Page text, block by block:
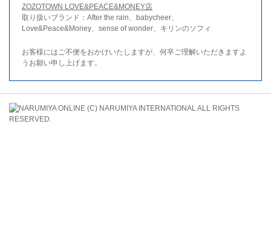
ZOZOTOWN LOVE&PEACE&MONEY店
取り扱いブランド：After the rain、babycheer、
Love&Peace&Money、sense of wonder、キリンのソフィ
お客様にはご不便をおかけいたしますが、何卒ご理解いただきますよ
うお願い申し上げます。